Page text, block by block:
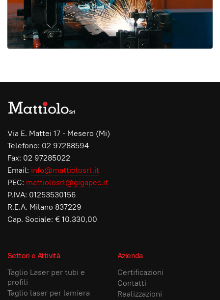
Via E. Mattei 17 - Mesero (Mi)
Telefono: 02 97288594
Fax: 02 97285022
Email: info@mattiolosrl.it
PEC: mattiolosrl@gigapec.it
P.IVA: 01253530156
R.E.A. Milano 837229
Cap. Sociale: € 10.330,00
Settori e Attività
Taglio Laser per tubi e
profili
Taglio laser per lamiera
Azienda
Certificazioni
Contatti
Realizzazioni